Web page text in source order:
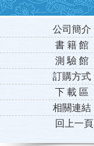
公司簡介
書 籍 館
測 驗 館
訂購方式
下 載 區
相關連結
回上一頁